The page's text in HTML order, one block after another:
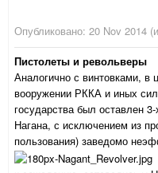
Опубликовано: 20 Nov 2014
Пистолеты и револьверы
Аналогично с винтовками, в
вооружении РККА и иных
государства был оставлен
Нагана, с исключением из
пользования) заведомо